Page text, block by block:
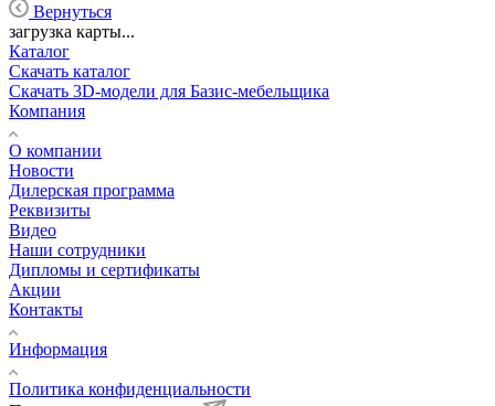
Вернуться
загрузка карты...
Каталог
Скачать каталог
Скачать 3D-модели для Базис-мебельщика
Компания
О компании
Новости
Дилерская программа
Реквизиты
Видео
Наши сотрудники
Дипломы и сертификаты
Акции
Контакты
Информация
Политика конфиденциальности